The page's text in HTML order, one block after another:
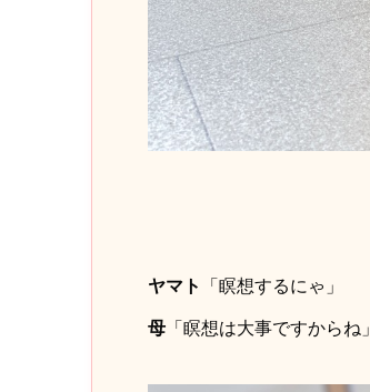
ヤマト 「瞑想するにゃ」
母「瞑想は大事ですからね」